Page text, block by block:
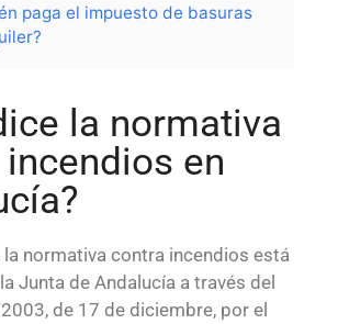
paga el impuesto de basuras
la normativa
en
la normativa contra incendios está
Junta de Andalucía a través del
de 17 de diciembre, por el